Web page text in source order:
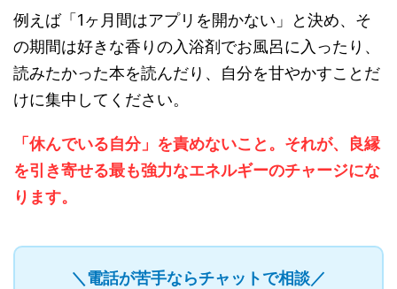
例えば「1ヶ月間はアプリを開かない」と決め、そ
の期間は好きな香りの入浴剤でお風呂に入ったり、
読みたかった本を読んだり、自分を甘やかすことだ
けに集中してください。
「休んでいる自分」を責めないこと。それが、良縁
を引き寄せる最も強力なエネルギーのチャージにな
ります。
＼電話が苦手ならチャットで相談／